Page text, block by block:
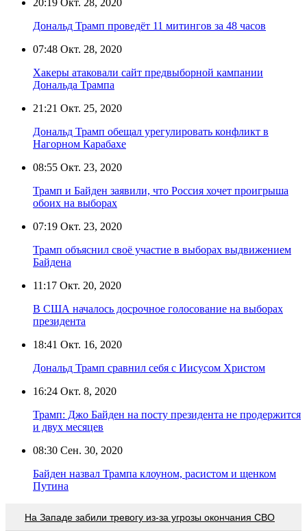
Дональд Трамп проведёт 11 митингов за 48 часов
07:48 Окт. 28, 2020
Хакеры атаковали сайт предвыборной кампании
Дональда Трампа
21:21 Окт. 25, 2020
Дональд Трамп обещал урегулировать конфликт в
Нагорном Карабахе
08:55 Окт. 23, 2020
Трамп и Байден заявили, что Россия хочет проигрыша
обоих на выборах
07:19 Окт. 23, 2020
Трамп объяснил своё участие в выборах выдвижением
Байдена
11:17 Окт. 20, 2020
В США началось досрочное голосование на выборах
президента
18:41 Окт. 16, 2020
Дональд Трамп сравнил себя с Иисусом Христом
16:24 Окт. 8, 2020
Трамп: Джо Байден на посту президента не продержится
и двух месяцев
08:30 Сен. 30, 2020
Байден назвал Трампа клоуном, расистом и щенком
Путина
На Западе забили тревогу из-за угрозы окончания СВО